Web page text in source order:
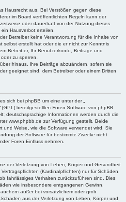
Hausrecht aus. Bei Verstößen gegen diese
im Board veröffentlichten Regeln kann der
oder dauerhaft von der Nutzung dieses
Hausverbot erteilen.
Betreiber keine Verantwortung für die Inhalte von
selbst erstellt hat oder die er nicht zur Kenntnis
Betreiber, Ihr Benutzerkonto, Beiträge und
zu sperren.
hinaus, Ihre Beiträge abzuändern, sofern sie
geeignet sind, dem Betreiber oder einem Dritten
sich bei phpBB um eine unter der „
(GPL) bereitgestellten Foren-Software von phpBB
deutschsprachige Informationen werden durch die
www.phpbb.de zur Verfügung gestellt. Beide
und Weise, wie die Software verwendet wird. Sie
der Software für bestimmte Zwecke nicht
Foren Einfluss nehmen.
der Verletzung von Leben, Körper und Gesundheit
(Kardinalpflichten) nur für Schäden,
fahrlässiges Verhalten zurückzuführen sind. Dies
wie insbesondere entgangenen Gewinn.
außer bei vorsätzlichem oder grob
aus der Verletzung von Leben, Körper und